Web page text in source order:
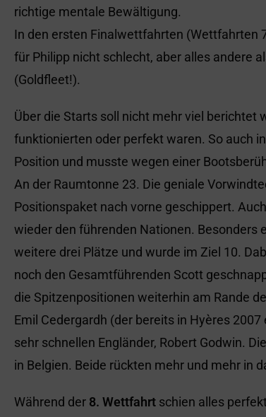
richtige mentale Bewältigung.
In den ersten Finalwettfahrten (Wettfahrten
für Philipp nicht schlecht, aber alles andere
(Goldfleet!).
Über die Starts soll nicht mehr viel berichtet
funktionierten oder perfekt waren. So auch in
Position und musste wegen einer
An der Raumtonne 23. Die geniale
Positionspaket nach vorne geschippert.
wieder den führenden Nationen. Besonders
weitere drei Plätze und wurde im Ziel 10.
noch den Gesamtführenden Scott
die Spitzenpositionen weiterhin am Rande
Emil Cedergardh (der bereits in Hyères
sehr schnellen Engländer, Robert Godwin.
in Belgien. Beide rückten mehr und mehr in
Während der 8. Wettfahrt schien alles